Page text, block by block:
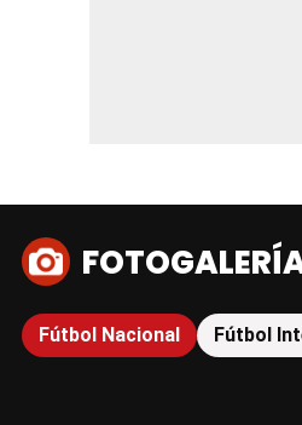
Fútbol Nacional Fútbol